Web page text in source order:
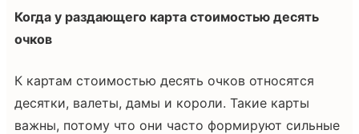
Когда у раздающего карта стоимостью десять
очков
К картам стоимостью десять очков относятся
десятки, валеты, дамы и короли. Такие карты
важны, потому что они часто формируют сильные